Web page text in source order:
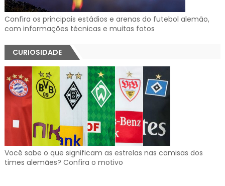
Confira os principais estádios e arenas do futebol alemão,
com informações técnicas e muitas fotos
CURIOSIDADE
Você sabe o que significam as estrelas nas camisas dos
times alemães? Confira o motivo